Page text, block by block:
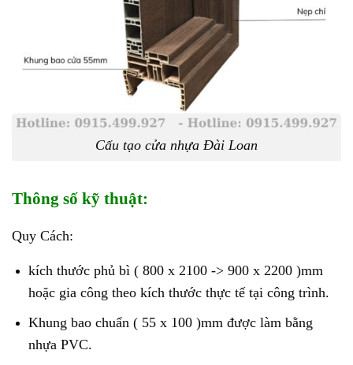
Cấu tạo cửa nhựa Đài Loan
Thông số kỹ thuật:
Quy Cách:
kích thước phủ bì ( 800 x 2100 -> 900 x 2200 )mm
hoặc gia công theo kích thước thực tế tại công trình.
Khung bao chuẩn ( 55 x 100 )mm được làm bằng
nhựa PVC.